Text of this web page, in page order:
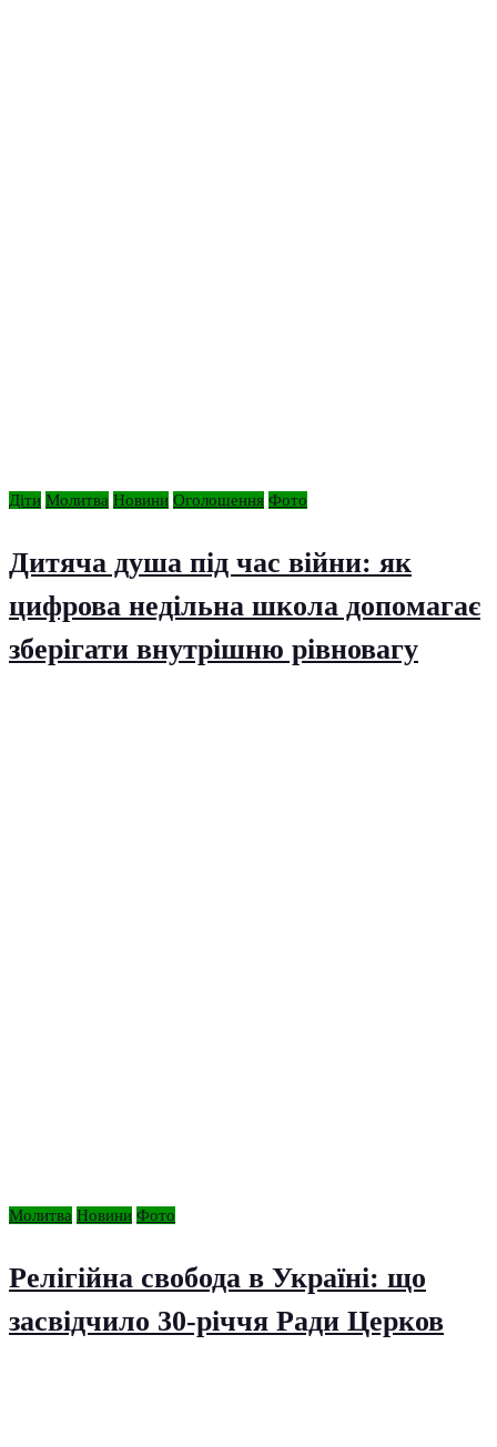
Діти Молитва Новини Оголошення Фото
Дитяча душа під час війни: як
цифрова недільна школа допомагає
зберігати внутрішню рівновагу
Молитва Новини Фото
Релігійна свобода в Україні: що
засвідчило 30-річчя Ради Церков